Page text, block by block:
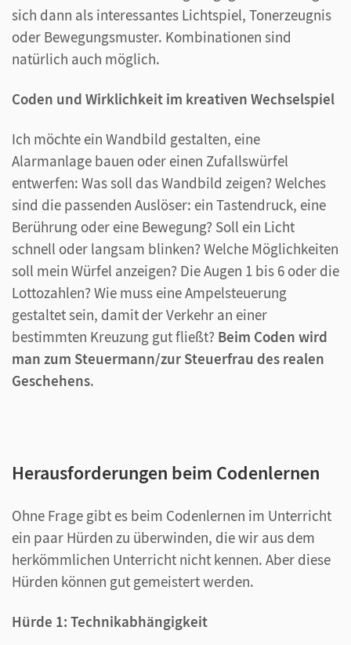
sich dann als interessantes Lichtspiel, Tonerzeugnis
oder Bewegungsmuster. Kombinationen sind
natürlich auch möglich.
Coden und Wirklichkeit im kreativen Wechselspiel
Ich möchte ein Wandbild gestalten, eine
Alarmanlage bauen oder einen Zufallswürfel
entwerfen: Was soll das Wandbild zeigen? Welches
sind die passenden Auslöser: ein Tastendruck, eine
Berührung oder eine Bewegung? Soll ein Licht
schnell oder langsam blinken? Welche Möglichkeiten
soll mein Würfel anzeigen? Die Augen 1 bis 6 oder die
Lottozahlen? Wie muss eine Ampelsteuerung
gestaltet sein, damit der Verkehr an einer
bestimmten Kreuzung gut fließt? Beim Coden wird
man zum Steuermann/zur Steuerfrau des realen
Geschehens.
Herausforderungen beim Codenlernen
Ohne Frage gibt es beim Codenlernen im Unterricht
ein paar Hürden zu überwinden, die wir aus dem
herkömmlichen Unterricht nicht kennen. Aber diese
Hürden können gut gemeistert werden.
Hürde 1: Technikabhängigkeit